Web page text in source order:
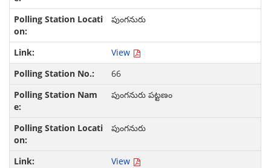
పుంగనురు
View
66
పుంగనురు పట్టణం
పుంగనురు
View